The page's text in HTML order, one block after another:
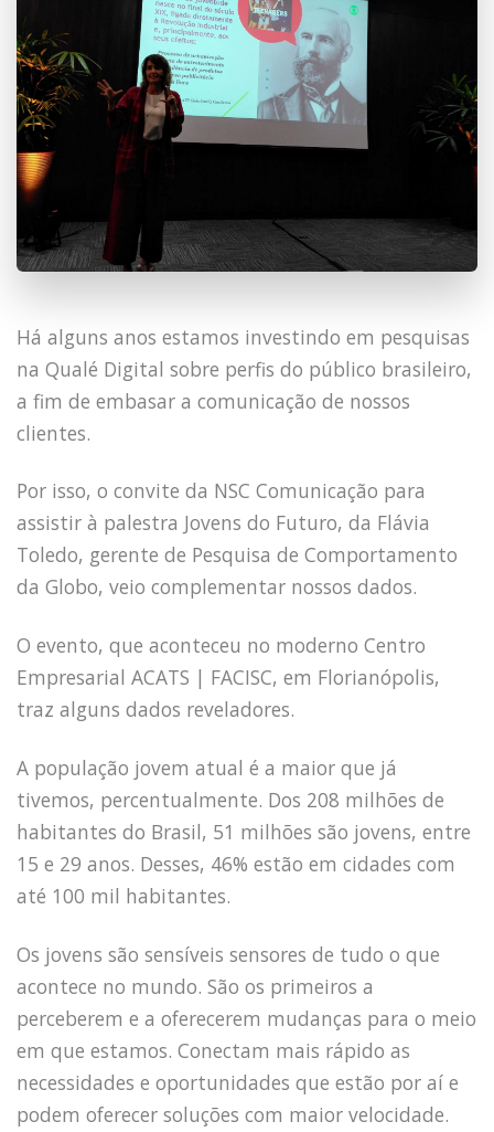
HOME
JOBS
TECH
BLOG
Há alguns anos estamos investindo em pesquisas
na Qualé Digital sobre perfis do público brasileiro,
a fim de embasar a comunicação de nossos
clientes.
Por isso, o convite da NSC Comunicação para
assistir à palestra Jovens do Futuro, da Flávia
Toledo, gerente de Pesquisa de Comportamento
da Globo, veio complementar nossos dados.
O evento, que aconteceu no moderno Centro
Empresarial ACATS | FACISC, em Florianópolis,
traz alguns dados reveladores.
A população jovem atual é a maior que já
tivemos, percentualmente. Dos 208 milhões de
habitantes do Brasil, 51 milhões são jovens, entre
15 e 29 anos. Desses, 46% estão em cidades com
até 100 mil habitantes.
Os jovens são sensíveis sensores de tudo o que
acontece no mundo. São os primeiros a
perceberem e a oferecerem mudanças para o meio
em que estamos. Conectam mais rápido as
necessidades e oportunidades que estão por aí e
podem oferecer soluções com maior velocidade.